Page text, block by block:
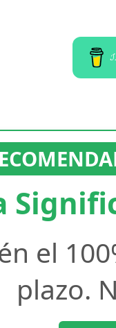
el
plazo.